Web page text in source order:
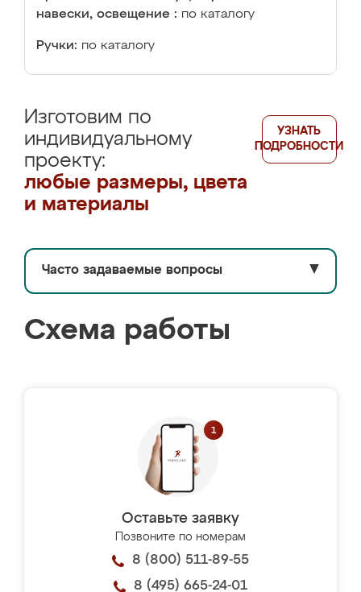
навески, освещение : по каталогу
Ручки: по каталогу
Изготовим по
индивидуальному
проекту:
любые размеры, цвета
и материалы
УЗНАТЬ
ПОДРОБНОСТИ
Часто задаваемые вопросы ▼
Схема работы
Оставьте заявку
Позвоните по номерам
8 (800) 511-89-55
8 (495) 665-24-01